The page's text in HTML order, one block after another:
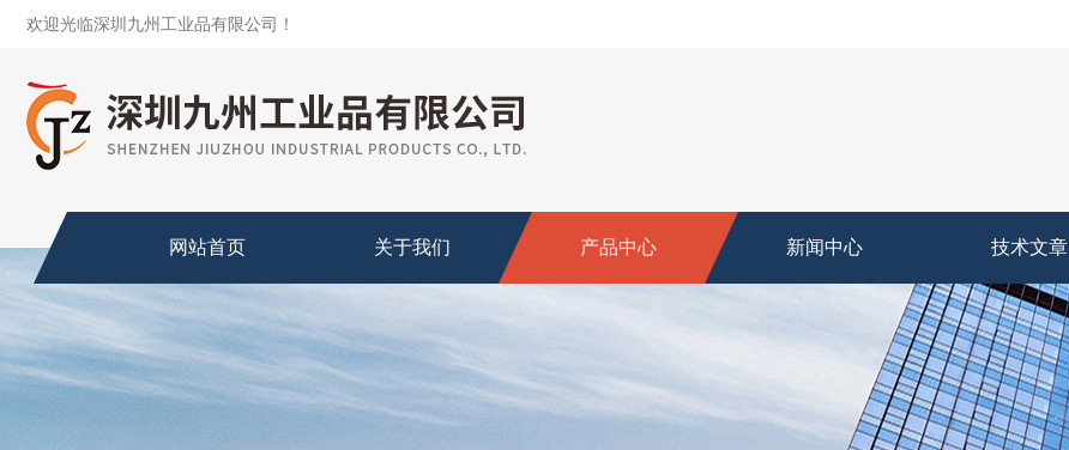
欢迎光临深圳九州工业品有限公司！
网站首页 关于我们 产品中心 新闻中心 技术文章